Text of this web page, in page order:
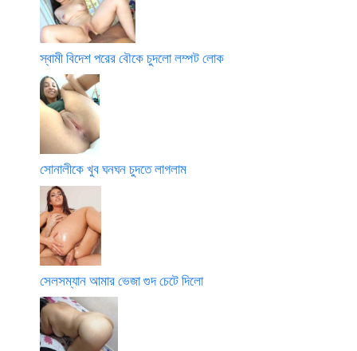
স্বামী বিদেশ পরের বৌকে চুদলো লম্পট লোক
সোনালীকে খুব ঘনঘন চুদতে লাগলাম
সেলসম্যান আমার ভেজা গুদ চেটে দিলো